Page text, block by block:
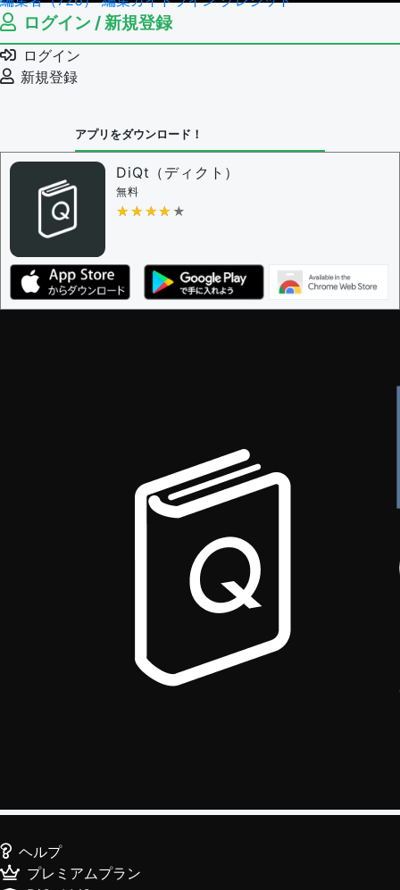
ログイン / 新規登録
ログイン
新規登録
アプリをダウンロード！
DiQt（ディクト）
無料
★★★★★
★★★★★
ヘルプ
プレミアムプラン